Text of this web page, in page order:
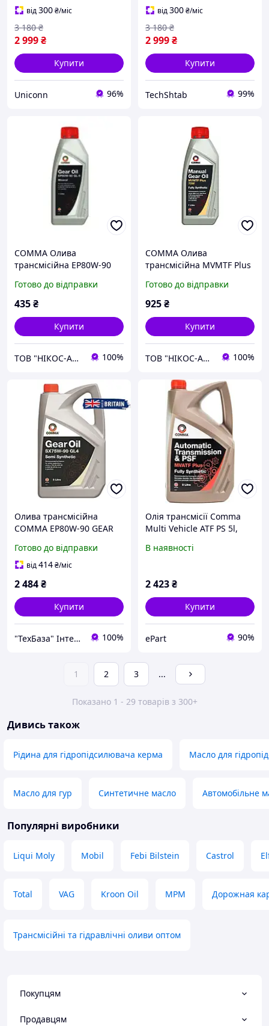
від300₴/міс
2 999₴
3 180 ₴
Купити
Uniconn 96%
від300₴/міс
2 999₴
3 180 ₴
Купити
TechShtab 99%
COMMA Олива
трансмісійна EP80W-90
Готово до відправки
435₴
Купити
ТОВ "НІКОС-АВТО" 100%
COMMA Олива
трансмісійна MVMTF Plus
Готово до відправки
925₴
Купити
ТОВ "НІКОС-АВТО" 100%
Олива трансмісійна
COMMA EP80W-90 GEAR
Готово до відправки
від414₴/міс
2 484₴
Купити
"ТехБаза" Інтернет магазин 100%
Олія трансмісії Comma
Multi Vehicle ATF PS 5l,
В наявності
2 423₴
Купити
ePart 90%
1 2 3 ...
Показано 1 - 29 товарів з 300+
Дивись також
Рідина для гідропідсилювача керма Масло для
Масло для гур Синтетичне масло Автомобільне
Популярні виробники
Liqui Moly Mobil Febi Bilstein Castrol
Total VAG Kroon Oil MPM Дорожная
Трансмісійні та гідравлічні оливи оптом
Покупцям
Продавцям